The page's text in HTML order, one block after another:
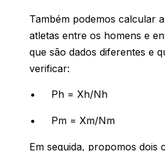
Também podemos calcular
atletas entre os homens e
que são dados diferentes e
verificar:
Ph = Xh/Nh
Pm = Xm/Nm
Em seguida, propomos dois